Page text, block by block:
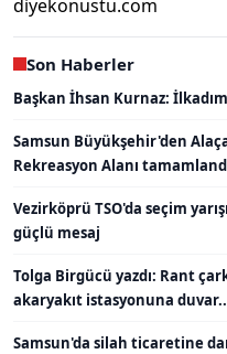
diyekonustu.com
Son Haberler
Başkan İhsan Kurnaz:
Samsun Büyükşehir'den
Rekreasyon Alanı
Vezirköprü TSO'da seçim
güçlü mesaj
Tolga Birgücü yazdı: Rant
akaryakıt istasyonuna
Samsun'da silah ticaretine